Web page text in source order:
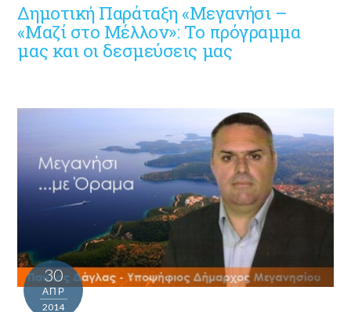
Δημοτική Παράταξη «Μεγανήσι –
«Μαζί στο Μέλλον»: Το πρόγραμμα
μας και οι δεσμεύσεις μας
30
ΑΠΡ
2014